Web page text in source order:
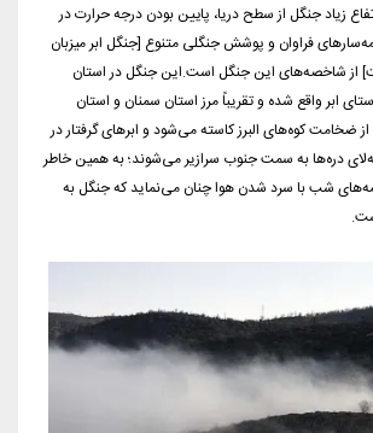
زیاد جنگل از سطح دریا، پایین بودن درجه حرارت در
فراوان و پوشش جنگلی متنوع [جنگل ابر میزبان
از شاخصه‌های این جنگل است.این جنگل در استان
ابر واقع شده و تقریباً مرز استان سمنان و استان
ضخامت کوه‌هاى البرز کاسته مى‌شود و ابرهاى گرفتار در
دره‌ها به سمت جنوب سرازیر مى‌شوند؛ به همین خاطر
نیمه‌هاى شب با سرد شدن هوا چنان مى‌نماید که جنگل به